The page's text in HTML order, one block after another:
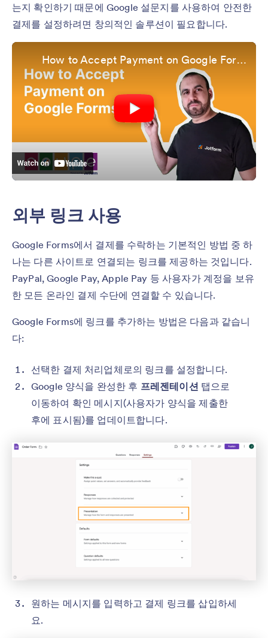
는지 확인하기 때문에 Google 설문지를 사용하여 안전한
결제를 설정하려면 창의적인 솔루션이 필요합니다.
How to Accept Payment on Google Forms
외부 링크 사용
Google Forms에서 결제를 수락하는 기본적인 방법 중 하
나는 다른 사이트로 연결되는 링크를 제공하는 것입니다.
PayPal, Google Pay, Apple Pay 등 사용자가 계정을 보유
한 모든 온라인 결제 수단에 연결할 수 있습니다.
Google Forms에 링크를 추가하는 방법은 다음과 같습니
다:
선택한 결제 처리업체로의 링크를 설정합니다.
Google 양식을 완성한 후 프레젠테이션 탭으로
이동하여 확인 메시지(사용자가 양식을 제출한
후에 표시됨)를 업데이트합니다.
원하는 메시지를 입력하고 결제 링크를 삽입하세
요.